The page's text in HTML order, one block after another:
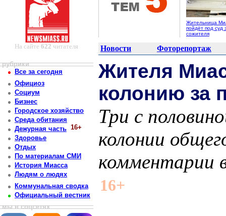
Жительница
пойдёт под суд
сожителя
На сайте622 читателя Новости Фоторепортаж
рубрики
Все за сегодня
Официоз
Социум
Бизнес
Городское хозяйство
Среда обитания
Дежурная часть 16+
Здоровье
Отдых
По материалам СМИ
История Миасса
Людям о людях
Коммунальная сводка
Официальный вестник
мы в соцсетях
Жителя
колонию за
Три с
колонии
комментарии
16+